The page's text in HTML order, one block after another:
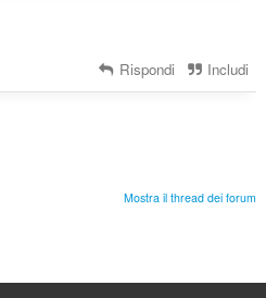
Rispondi Includi
Mostra il thread dei forum